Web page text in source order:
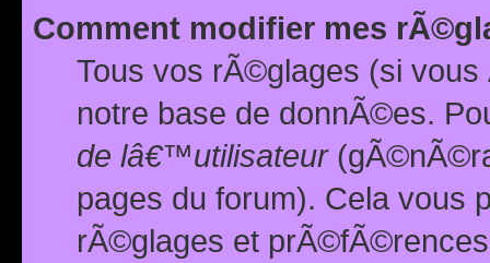
Comment modifier mes
Tous vos rÃ©glages (si
notre base de donnÃ©es.
de lâ€™utilisateur
pages du forum). Cela vous
rÃ©glages et